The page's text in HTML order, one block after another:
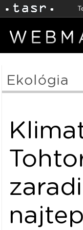
Ekológia